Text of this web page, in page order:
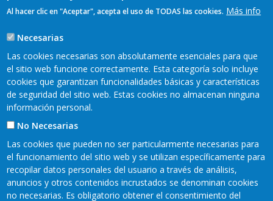
Jornada de presentación de resultados y conclusiones del
creación de producto turístico en la Comarca Oscos-Eo”
Mapa web Aviso legal
Al hacer clic en "Aceptar", acepta el uso de TODAS las cookies. Más info
Necesarias
Las cookies necesarias son absolutamente esenciales para que
el sitio web funcione correctamente. Esta categoría solo incluye
cookies que garantizan funcionalidades básicas y características
de seguridad del sitio web. Estas cookies no almacenan ninguna
información personal.
No Necesarias
Las cookies que pueden no ser particularmente necesarias para
el funcionamiento del sitio web y se utilizan específicamente para
recopilar datos personales del usuario a través de análisis,
anuncios y otros contenidos incrustados se denominan cookies
no necesarias. Es obligatorio obtener el consentimiento del